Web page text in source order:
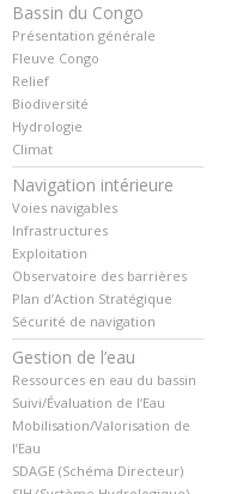
Bassin du Congo
Présentation générale
Fleuve Congo
Relief
Biodiversité
Hydrologie
Climat
Navigation intérieure
Voies navigables
Infrastructures
Exploitation
Observatoire des barrières
Plan d’Action Stratégique
Sécurité de navigation
Gestion de l’eau
Ressources en eau du bassin
Suivi/Évaluation de l’Eau
Mobilisation/Valorisation de
l’Eau
SDAGE (Schéma Directeur)